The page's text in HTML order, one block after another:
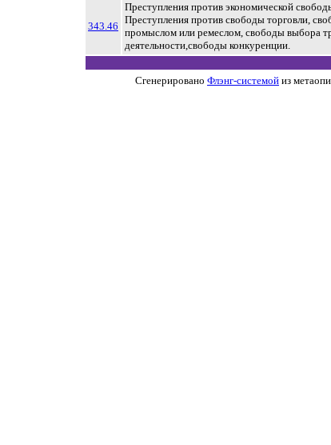
343.46
Преступления против экономической
Преступления против свободы торговли,
промыслом или ремеслом, свободы выбора
деятельности,свободы конкуренции.
Сгенерировано Флэнг-системой из